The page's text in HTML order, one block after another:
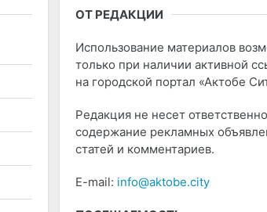
ОТ РЕДАКЦИИ
Использование материалов
только при наличии активной
на городской портал «Актобе
Редакция не несет
содержание рекламных
статей и комментариев.
E-mail: info@aktobe.city